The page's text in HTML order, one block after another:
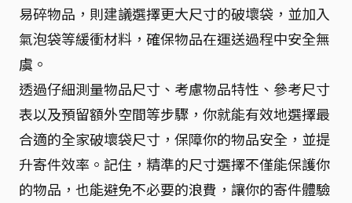
易碎物品，則建議選擇更大尺寸的破壞袋，並加入
氣泡袋等緩衝材料，確保物品在運送過程中安全無
虞。
透過仔細測量物品尺寸、考慮物品特性、參考尺寸
表以及預留額外空間等步驟，你就能有效地選擇最
合適的全家破壞袋尺寸，保障你的物品安全，並提
升寄件效率。記住，精準的尺寸選擇不僅能保護你
的物品，也能避免不必要的浪費，讓你的寄件體驗